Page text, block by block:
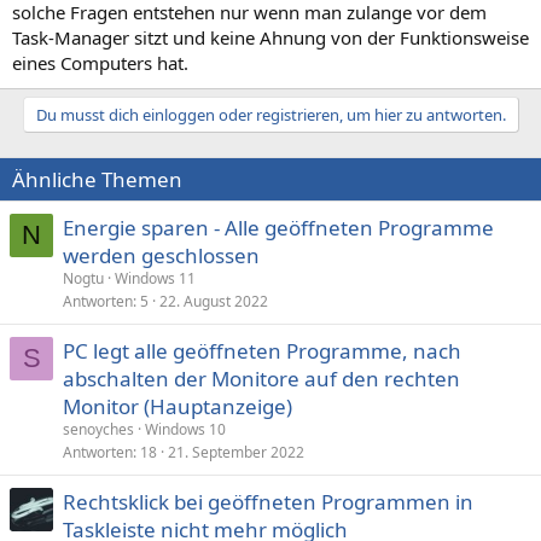
solche Fragen entstehen nur wenn man zulange vor dem
Task-Manager sitzt und keine Ahnung von der Funktionsweise
eines Computers hat.
Du musst dich einloggen oder registrieren, um hier zu antworten.
Ähnliche Themen
N
Energie sparen - Alle geöffneten Programme
werden geschlossen
Nogtu Windows 11
Antworten 5 22. August 2022
S
PC legt alle geöffneten Programme, nach
abschalten der Monitore auf den rechten
Monitor (Hauptanzeige)
senoyches Windows 10
Antworten 18 21. September 2022
Rechtsklick bei geöffneten Programmen in
Taskleiste nicht mehr möglich